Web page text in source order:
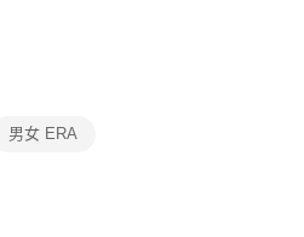
交易相關給付款項請
男女 ERA